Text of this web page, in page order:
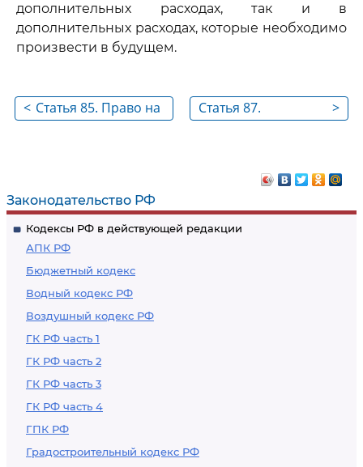
Законодательство РФ
Кодексы РФ в действующей редакции
АПК РФ
Бюджетный кодекс
Водный кодекс РФ
Воздушный кодекс РФ
ГК РФ часть 1
ГК РФ часть 2
ГК РФ часть 3
ГК РФ часть 4
ГПК РФ
Градостроительный кодекс РФ
дополнительных расходах, так и в
дополнительных расходах, которые необходимо
произвести в будущем.
< Статья 85. Право на
>
Статья 87.
содержанию
родителей